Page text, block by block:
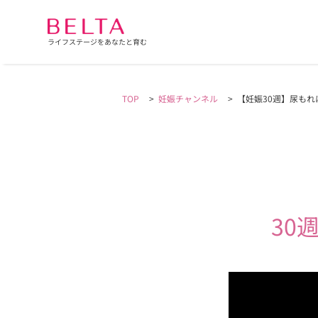
ライフステージをあなたと育む
TOP > 妊娠チャンネル > 【妊娠30週】尿も
30